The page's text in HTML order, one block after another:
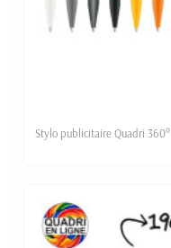
Stylo publicitaire Quadri 360°